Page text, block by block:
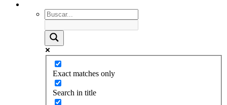
Exact matches only
Search in title